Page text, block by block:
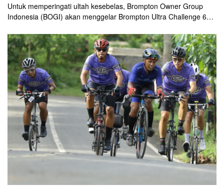
Untuk memperingati ultah kesebelas, Brompton Owner Group
Indonesia (BOGI) akan menggelar Brompton Ultra Challenge 600
akan start dari Bogor dan finis di Yogyakarta. Pihaknya sengaja
memilih ajang ultra yang sedang banyak digrandrungi para
cyclist.